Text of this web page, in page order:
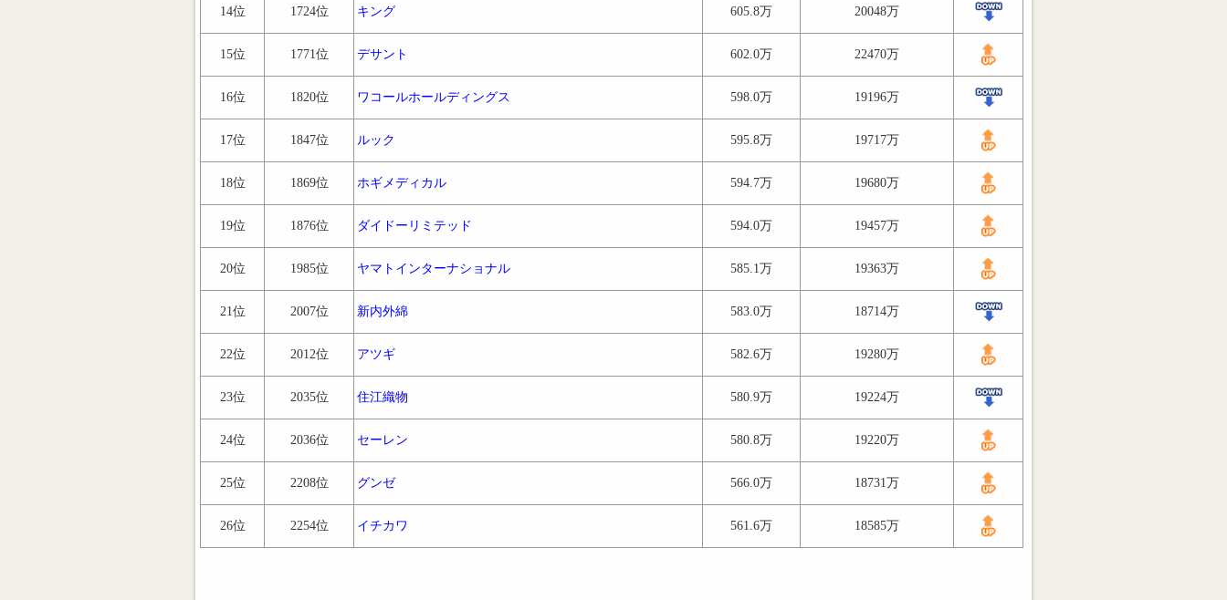
14位 1724位 キング 605.8万 20048万
15位 1771位 デサント 602.0万 22470万
16位 1820位 ワコールホールディングス 598.0万 19196万
17位 1847位 ルック 595.8万 19717万
18位 1869位 ホギメディカル 594.7万 19680万
19位 1876位 ダイドーリミテッド 594.0万 19457万
20位 1985位 ヤマトインターナショナル 585.1万 19363万
21位 2007位 新内外綿 583.0万 18714万
22位 2012位 アツギ 582.6万 19280万
23位 2035位 住江織物 580.9万 19224万
24位 2036位 セーレン 580.8万 19220万
25位 2208位 グンゼ 566.0万 18731万
26位 2254位 イチカワ 561.6万 18585万